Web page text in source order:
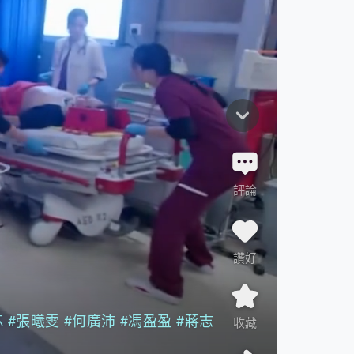
#張曦雯 #何廣沛 #馮盈盈 #蔣志
評論
讚好
收藏